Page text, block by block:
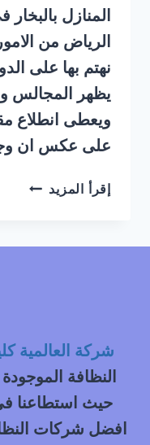
المنازل
الرياض من
نهتم بها على
يظهر المجالس
ويعطى انطلاع
على عكس ان
إقرأ المزيد شركة
بالبخار
شركة العالمية
النظافة
حيث استطاعنا
افضل شركات